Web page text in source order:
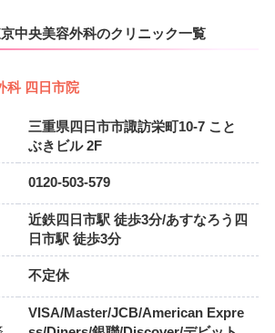
中央美容外科のクリニック一覧
科 四日市院
三重県四日市市諏訪栄町10-7 こと
ぶきビル 2F
0120-503-579
近鉄四日市駅 徒歩3分/あすなろう四
日市駅 徒歩3分
不定休
VISA/Master/JCB/American Expre